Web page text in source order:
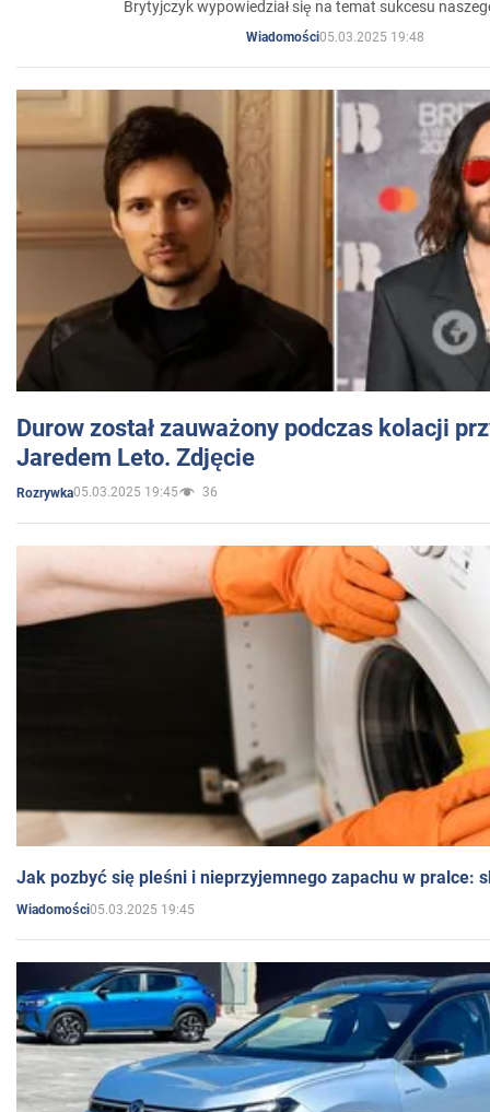
Brytyjczyk wypowiedział się na temat sukcesu
Wiadomości05.03.2025 19:48
Durow został zauważony podczas kolacji
Jaredem Leto. Zdjęcie
Rozrywka05.03.2025 19:45 36
Jak pozbyć się pleśni i nieprzyjemnego zapachu w pralce:
Wiadomości05.03.2025 19:45